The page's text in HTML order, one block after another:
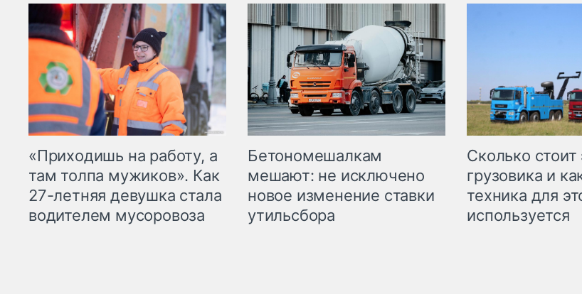
«Приходишь на работу, а
там толпа мужиков». Как
27-летняя девушка стала
водителем мусоровоза
Бетономешалкам
мешают: не исключено
новое изменение ставки
утильсбора
Сколько стоит
грузовика и
техника для
используется